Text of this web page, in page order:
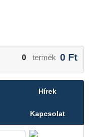
0 termék 0 Ft
Hírek
Kapcsolat